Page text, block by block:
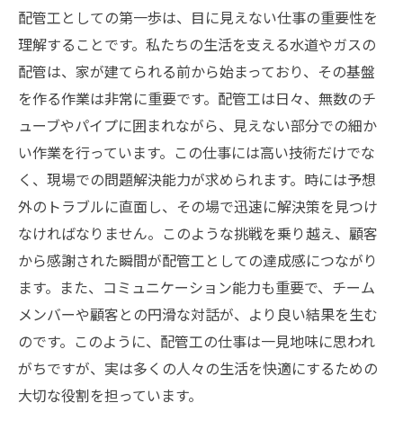
配管工の成長：達成感を見出すための旅
未来に向けて：配管工の役割が社会にもたらす
影響
配管工としての第一歩は、目に見えない仕事の重要性を
理解することです。私たちの生活を支える水道やガスの
配管は、家が建てられる前から始まっており、その基盤
を作る作業は非常に重要です。配管工は日々、無数のチ
ューブやパイプに囲まれながら、見えない部分での細か
い作業を行っています。この仕事には高い技術だけでな
く、現場での問題解決能力が求められます。時には予想
外のトラブルに直面し、その場で迅速に解決策を見つけ
なければなりません。このような挑戦を乗り越え、顧客
から感謝された瞬間が配管工としての達成感につながり
ます。また、コミュニケーション能力も重要で、チーム
メンバーや顧客との円滑な対話が、より良い結果を生む
のです。このように、配管工の仕事は一見地味に思われ
がちですが、実は多くの人々の生活を快適にするための
大切な役割を担っています。